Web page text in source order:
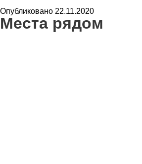
Опубликовано 22.11.2020
Места рядом